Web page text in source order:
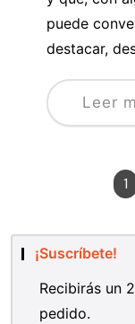
puede
destacar,
Leer
1
¡Suscríbete!
Recibirás un
pedido.